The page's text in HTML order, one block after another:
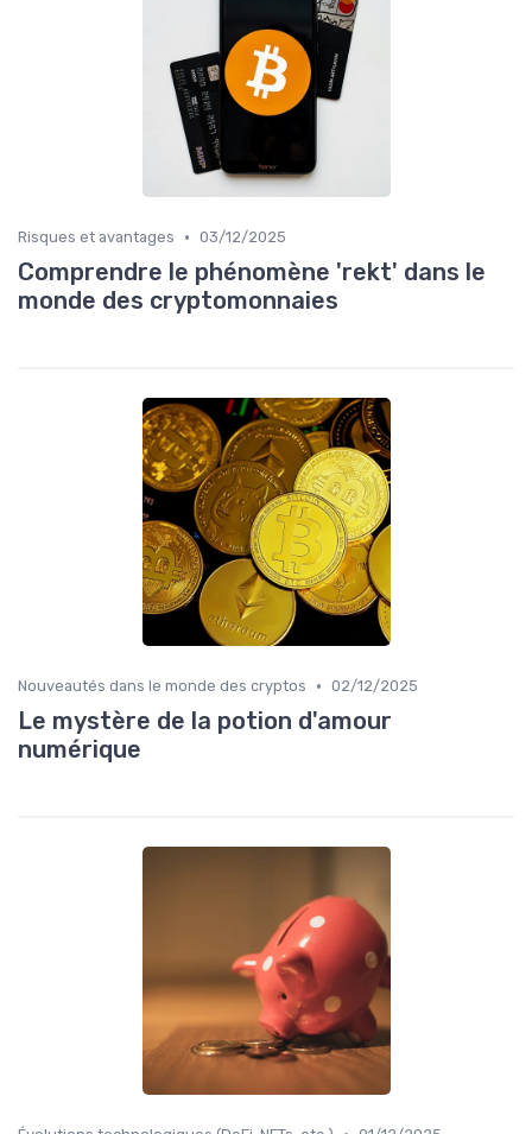
Risques et avantages • 03/12/2025
Comprendre le phénomène 'rekt' dans le
monde des cryptomonnaies
Nouveautés dans le monde des cryptos • 02/12/2025
Le mystère de la potion d'amour
numérique